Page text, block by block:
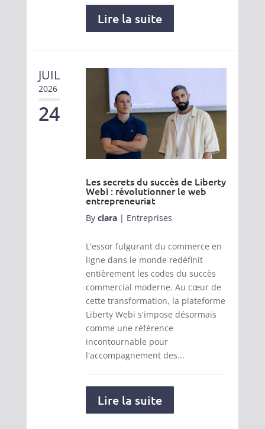
Lire la suite
JUIL
2026
24
Les secrets du succès de Liberty
Webi : révolutionner le web
entrepreneuriat
By clara| Entreprises
L'essor fulgurant du commerce en
ligne dans le monde redéfinit
entièrement les codes du succès
commercial moderne. Au cœur de
cette transformation, la plateforme
Liberty Webi s'impose désormais
comme une référence
incontournable pour
l'accompagnement des...
Lire la suite